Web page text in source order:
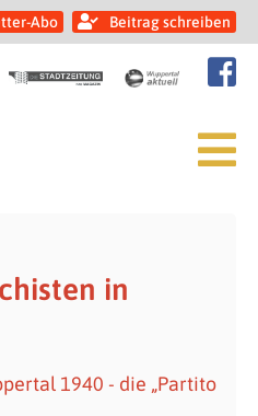
Abo Beitrag schreiben
in
1940 - die „Partito